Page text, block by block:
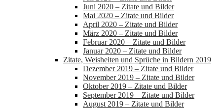
Juni 2020 – Zitate und Bilder
Mai 2020 – Zitate und Bilder
April 2020 – Zitate und Bilder
März 2020 – Zitate und Bilder
Februar 2020 – Zitate und Bilder
Januar 2020 – Zitate und Bilder
Zitate, Weisheiten und Sprüche in Bildern 2019
Dezember 2019 – Zitate und Bilder
November 2019 – Zitate und Bilder
Oktober 2019 – Zitate und Bilder
September 2019 – Zitate und Bilder
August 2019 – Zitate und Bilder